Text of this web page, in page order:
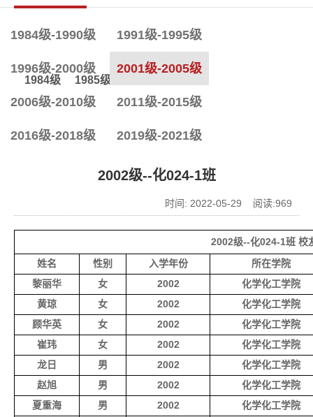
1984级-1990级
1984级 1985级
1991级-1995级
1996级-2000级 2001级-2005级
2006级-2010级 2011级-2015级
2016级-2018级 2019级-2021级
2002级--化024-1班
时间: 2022-05-29 阅读:969
2002级--化024-1班 校
姓名
性别 入学年份
所在学院
黎丽华
女 2002
化学化工学院
黄琼
女 2002
化学化工学院
顾华英
女 2002
化学化工学院
崔玮
女 2002
化学化工学院
龙日
男 2002
化学化工学院
赵旭
男 2002
化学化工学院
夏重海
男 2002
化学化工学院